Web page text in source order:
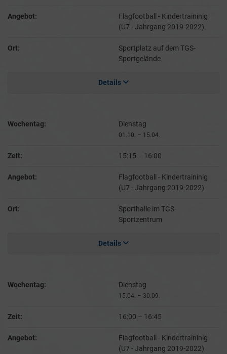
Angebot:
Flagfootball - Kindertraininig
(U7 - Jahrgang 2019-2022)
Ort:
Sportplatz auf dem TGS-
Sportgelände
Details
Wochentag: Dienstag
01.10. – 15.04.
Zeit: 15:15 – 16:00
Angebot:
Flagfootball - Kindertraininig
(U7 - Jahrgang 2019-2022)
Ort:
Sporthalle im TGS-
Sportzentrum
Details
Wochentag: Dienstag
15.04. – 30.09.
Zeit: 16:00 – 16:45
Angebot:
Flagfootball - Kindertraininig
(U7 - Jahrgang 2019-2022)